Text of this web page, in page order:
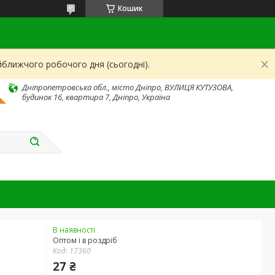
Кошик
робочого дня (сьогодні).
Дніпропетровська обл., місто Дніпро, ВУЛИЦЯ КУТУЗОВА,
будинок 16, квартира 7, Дніпро, Україна
В наявності
Оптом і в роздріб
Код: 17360
27 ₴